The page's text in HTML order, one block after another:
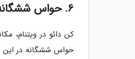
6. حواس ششگانه کن دائو (Six Senses Con Dao)، ویتنام
کن دائو در ویتنام،
حواس ششگانه در این